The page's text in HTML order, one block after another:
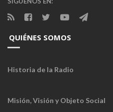
QUIÉNES SOMOS
Historia de la Radio
Misión, Visión y Objeto Social